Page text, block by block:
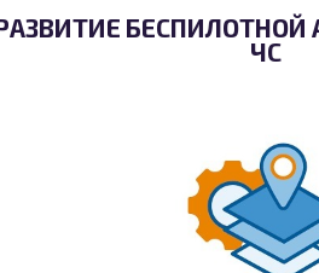
БЕСПИЛОТНОЙ
ЧС